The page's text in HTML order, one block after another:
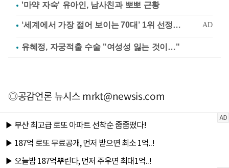
'마약 자숙' 유아인, 남사친과 뽀뽀 근황
유혜정, 자궁적출 수술 "여성성 잃는 것이…"
◎공감언론 뉴시스mrkt@newsis.com